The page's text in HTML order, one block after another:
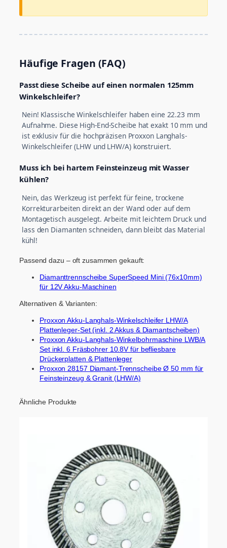
Häufige Fragen (FAQ)
Passt diese Scheibe auf einen normalen 125mm
Winkelschleifer?
Nein! Klassische Winkelschleifer haben eine 22.23 mm
Aufnahme. Diese High-End-Scheibe hat exakt 10 mm und
ist exklusiv für die hochpräzisen Proxxon Langhals-
Winkelschleifer (LHW und LHW/A) konstruiert.
Muss ich bei hartem Feinsteinzeug mit Wasser
kühlen?
Nein, das Werkzeug ist perfekt für feine, trockene
Korrekturarbeiten direkt an der Wand oder auf dem
Montagetisch ausgelegt. Arbeite mit leichtem Druck und
lass den Diamanten schneiden, dann bleibt das Material
kühl!
Passend dazu – oft zusammen gekauft:
Diamanttrennscheibe SuperSpeed Mini (76x10mm)
für 12V Akku-Maschinen
Alternativen & Varianten:
Proxxon Akku-Langhals-Winkelschleifer LHW/A
Plattenleger-Set (inkl. 2 Akkus & Diamantscheiben)
Proxxon Akku-Langhals-Winkelbohrmaschine LWB/A
Set inkl. 6 Fräsbohrer 10.8V für befliesbare
Drückerplatten & Plattenleger
Proxxon 28157 Diamant-Trennscheibe Ø 50 mm für
Feinsteinzeug & Granit (LHW/A)
Ähnliche Produkte